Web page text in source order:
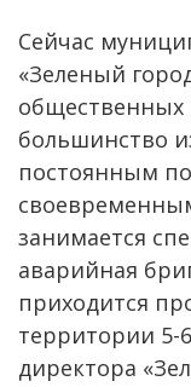
Сейчас
«Зеленый
общественных
большинство
постоянным
занимается
аварийная
приходится
территории 5-
директора